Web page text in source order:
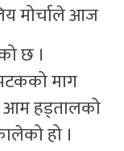
मोर्चाले आज
छ ।
माग
आम हड्तालको
हो ।